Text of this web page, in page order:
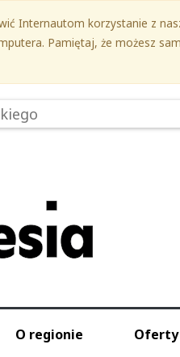
Internautom korzystanie z
Pamiętaj, że możesz
O regionie